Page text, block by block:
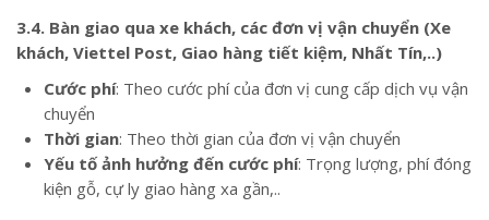
3.4. Bàn giao qua xe khách, các đơn vị vận chuyển (Xe
khách, Viettel Post, Giao hàng tiết kiệm, Nhất Tín,..)
Cước phí: Theo cước phí của đơn vị cung cấp dịch vụ vận
chuyển
Thời gian: Theo thời gian của đơn vị vận chuyển
Yếu tố ảnh hưởng đến cước phí: Trọng lượng, phí đóng
kiện gỗ, cự ly giao hàng xa gần,..